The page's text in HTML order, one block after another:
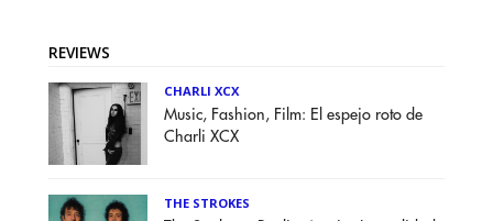
REVIEWS
CHARLI XCX
Music, Fashion, Film: El espejo roto de
Charli XCX
THE STROKES